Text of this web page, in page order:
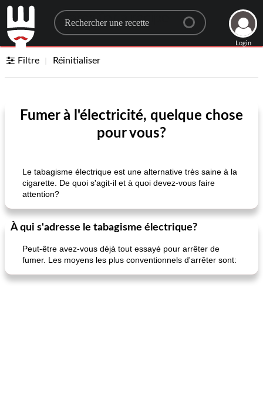
Search for a recipe
Login
Filtre Réinitialiser
Fumer à l'électricité, quelque chose
pour vous?
Le tabagisme électrique est une alternative très saine à la
cigarette. De quoi s'agit-il et à quoi devez-vous faire
attention?
À qui s'adresse le tabagisme électrique?
Peut-être avez-vous déjà tout essayé pour arrêter de
fumer. Les moyens les plus conventionnels d'arrêter sont: